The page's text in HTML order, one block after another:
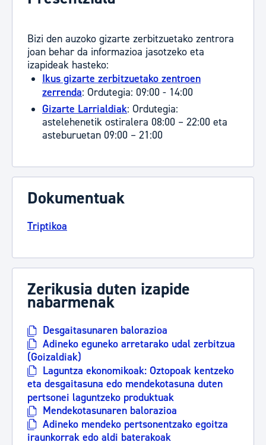
Bizi den auzoko gizarte zerbitzuetako zentrora
joan behar da informazioa jasotzeko eta
izapideak hasteko:
Ikus gizarte zerbitzuetako zentroen
zerrenda: Ordutegia: 09:00 - 14:00
Gizarte Larrialdiak: Ordutegia:
astelehenetik ostiralera 08:00 – 22:00 eta
asteburuetan 09:00 – 21:00
Dokumentuak
Triptikoa
Zerikusia duten izapide
nabarmenak
Desgaitasunaren balorazioa
Adineko eguneko arretarako udal zerbitzua
(Goizaldiak)
Laguntza ekonomikoak: Oztopoak kentzeko
eta desgaitasuna edo mendekotasuna duten
pertsonei laguntzeko produktuak
Mendekotasunaren balorazioa
Adineko mendeko pertsonentzako egoitza
iraunkorrak edo aldi baterakoak